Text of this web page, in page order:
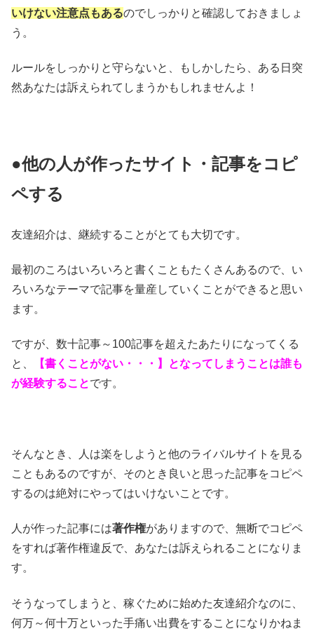
いけない注意点もあるのでしっかりと確認しておきましょ
う。
ルールをしっかりと守らないと、もしかしたら、ある日突
然あなたは訴えられてしまうかもしれませんよ！
●他の人が作ったサイト・記事をコピ
ペする
友達紹介は、継続することがとても大切です。
最初のころはいろいろと書くこともたくさんあるので、い
ろいろなテーマで記事を量産していくことができると思い
ます。
ですが、数十記事～100記事を超えたあたりになってくる
と、
【書くことがない・・・】となってしまうことは誰も
が経験することです。
そんなとき、人は楽をしようと他のライバルサイトを見る
こともあるのですが、そのとき良いと思った記事をコピペ
するのは絶対にやってはいけないことです。
人が作った記事には著作権がありますので、無断でコピペ
をすれば著作権違反で、あなたは訴えられることになりま
す。
そうなってしまうと、稼ぐために始めた友達紹介なのに、
何万～何十万といった手痛い出費をすることになりかねま